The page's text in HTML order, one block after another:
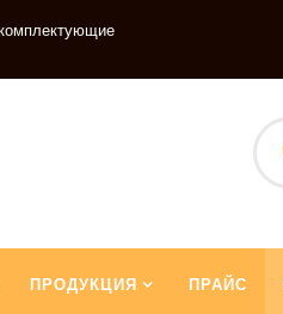
ПРОДУКЦИЯ ПРАЙС